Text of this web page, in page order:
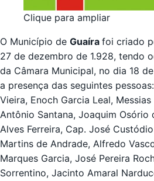
Clique para ampliar
O Município de Guaíra foi criado
27 de dezembro de 1.928, tendo
da Câmara Municipal, no dia 18
a presença das seguintes
Vieira, Enoch Garcia Leal,
Antônio Santana, Joaquim Osório
Alves Ferreira, Cap. José
Martins de Andrade, Alfredo
Marques Garcia, José Pereira
Sorrentino, Jacinto Amaral